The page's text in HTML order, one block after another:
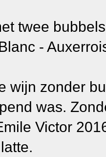
twee
-
wijn zonder
was.
Victor